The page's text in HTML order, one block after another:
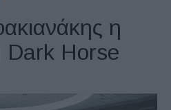
η
Dark Horse